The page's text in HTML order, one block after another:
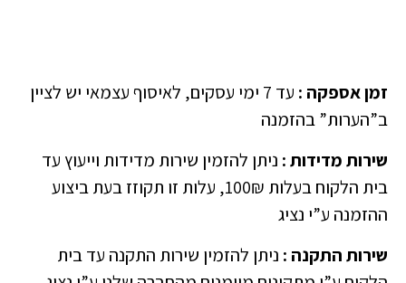
זמן אספקה :
עד 7 ימי עסקים, לאיסוף עצמאי יש לציין
ב”הערות” בהזמנה
שירות מדידות: ניתן להזמין שירות מדידות וייעוץ עד
בית הלקוח בעלות 100₪, עלות זו תקוזז בעת ביצוע
ההזמנה ע”י נציג
שירות התקנה : ניתן להזמין שירות התקנה עד בית